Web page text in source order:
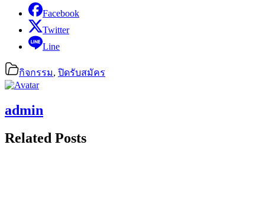
Facebook
Twitter
Line
กิจกรรม, ปิดรับสมัคร
admin
Related Posts